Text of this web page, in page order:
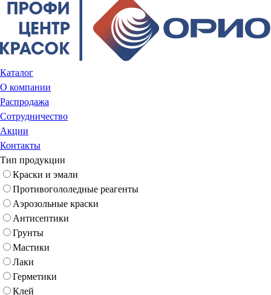
Каталог
О компании
Распродажа
Сотрудничество
Акции
Контакты
Тип продукции
Краски и эмали
Противогололедные реагенты
Аэрозольные краски
Антисептики
Грунты
Мастики
Лаки
Герметики
Клей